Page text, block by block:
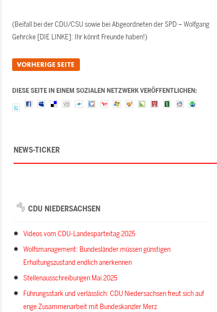
(Beifall bei der CDU/CSU sowie bei Abgeordneten der SPD – Wolfgang
Gehrcke [DIE LINKE]: Ihr könnt Freunde haben!)
DIESE SEITE IN EINEM SOZIALEN NETZWERK VERÖFFENTLICHEN:
NEWS-TICKER
CDU NIEDERSACHSEN
Videos vom CDU-Landesparteitag 2025
Wolfsmanagement: Bundesländer müssen günstigen
Erhaltungszustand endlich anerkennen
Stellenausschreibungen Mai 2025
Führungsstark und verlässlich: CDU Niedersachsen freut sich auf
enge Zusammenarbeit mit Bundeskanzler Merz